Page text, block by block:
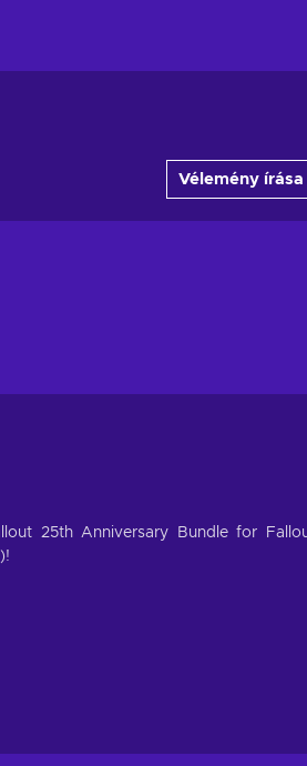
Vélemény írása
25th Anniversary Bundle for